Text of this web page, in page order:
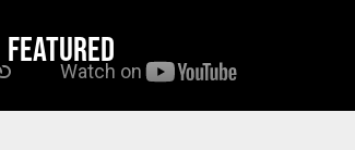
FEATURED